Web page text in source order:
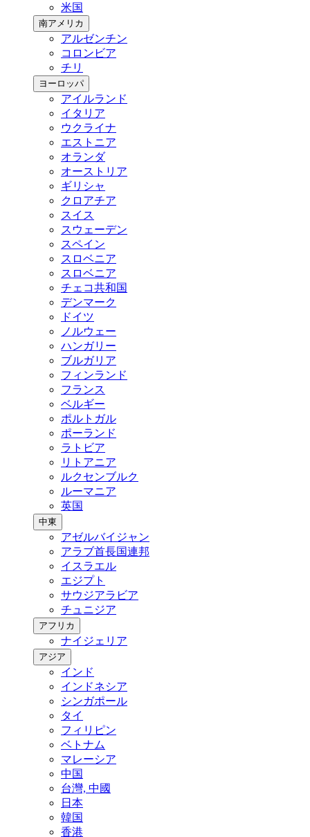
米国
南アメリカ
アルゼンチン
コロンビア
チリ
ヨーロッパ
アイルランド
イタリア
ウクライナ
エストニア
オランダ
オーストリア
ギリシャ
クロアチア
スイス
スウェーデン
スペイン
スロベニア
スロベニア
チェコ共和国
デンマーク
ドイツ
ノルウェー
ハンガリー
ブルガリア
フィンランド
フランス
ベルギー
ポルトガル
ポーランド
ラトビア
リトアニア
ルクセンブルク
ルーマニア
英国
中東
アゼルバイジャン
アラブ首長国連邦
イスラエル
エジプト
サウジアラビア
チュニジア
アフリカ
ナイジェリア
アジア
インド
インドネシア
シンガポール
タイ
フィリピン
ベトナム
マレーシア
中国
台灣, 中國
日本
韓国
香港